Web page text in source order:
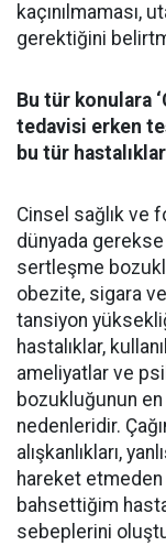
kaçınılmaması,
gerektiğini
Bu tür konulara
tedavisi erken
bu tür
Cinsel sağlık ve
dünyada
sertleşme
obezite, sigara ve
tansiyon
hastalıklar,
ameliyatlar ve
bozukluğunun
nedenleridir.
alışkanlıkları,
hareket
bahsettiğim
sebeplerini